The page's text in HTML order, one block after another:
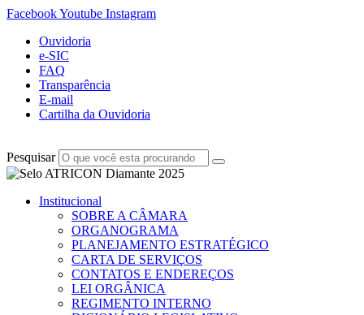
FacebookYoutube Instagram
Ouvidoria
e-SIC
FAQ
Transparência
E-mail
Cartilha da Ouvidoria
Pesquisar
Institucional
SOBRE A CÂMARA
ORGANOGRAMA
PLANEJAMENTO ESTRATÉGICO
CARTA DE SERVIÇOS
CONTATOS E ENDEREÇOS
LEI ORGÂNICA
REGIMENTO INTERNO